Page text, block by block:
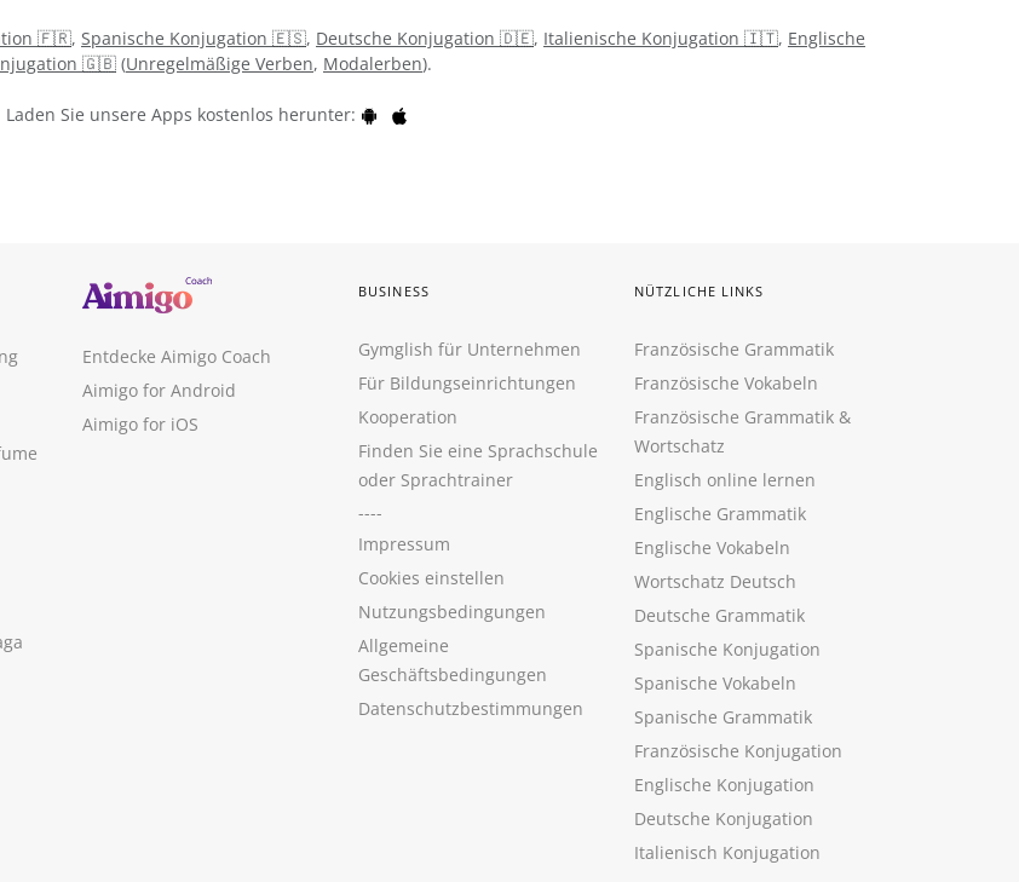
🇫🇷, Spanische Konjugation 🇪🇸, Deutsche Konjugation 🇩🇪, Italienische Konjugation 🇮🇹, Englische
🇬🇧 (Unregelmäßige Verben, Modalerben).
Laden Sie unsere Apps kostenlos herunter:
Entdecke Aimigo Coach
Aimigo for Android
Aimigo for iOS
BUSINESS
Gymglish für Unternehmen
Für Bildungseinrichtungen
Kooperation
Finden Sie eine Sprachschule
oder Sprachtrainer
----
Impressum
Cookies einstellen
Nutzungsbedingungen
Allgemeine
Geschäftsbedingungen
Datenschutzbestimmungen
NÜTZLICHE LINKS
Französische Grammatik
Französische Vokabeln
Französische Grammatik &
Wortschatz
Englisch online lernen
Englische Grammatik
Englische Vokabeln
Wortschatz Deutsch
Deutsche Grammatik
Spanische Konjugation
Spanische Vokabeln
Spanische Grammatik
Französische Konjugation
Englische Konjugation
Deutsche Konjugation
Italienisch Konjugation